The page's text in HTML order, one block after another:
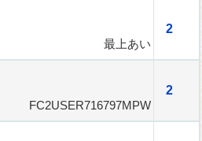
2
最上あい
2
FC2USER716797MPW